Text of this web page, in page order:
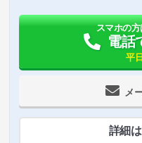
メ
スマホの
電話
平
詳細